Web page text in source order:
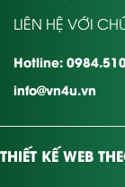
thiết kế website
giá
bao
hiện nay VN4U
tương ứng với
LIÊN HỆ VỚI
Hotline:
info@vn4u.vn
THIẾT KẾ WEB